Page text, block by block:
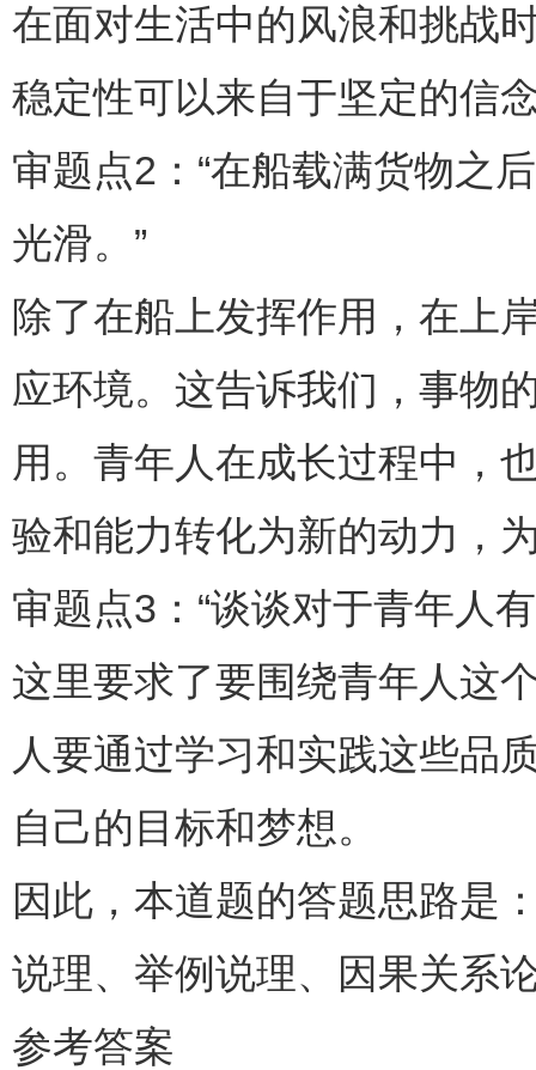
在面对生活中的风浪和挑战
稳定性可以来自于坚定的信
审题点2：“在船载满货物之
光滑。”
除了在船上发挥作用，在上
应环境。这告诉我们，事物
用。青年人在成长过程中，
验和能力转化为新的动力，
审题点3：“谈谈对于青年人
这里要求了要围绕青年人这
人要通过学习和实践这些品
自己的目标和梦想。
因此，本道题的答题思路是
说理、举例说理、因果关系
参考答案